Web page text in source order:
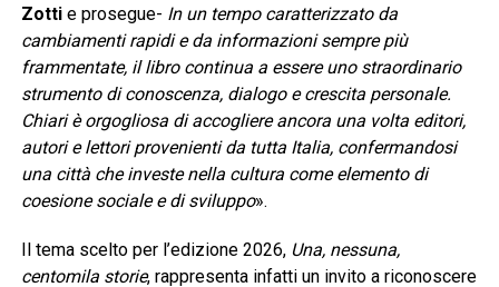
Zotti e prosegue- In un tempo caratterizzato da
cambiamenti rapidi e da informazioni sempre più
frammentate, il libro continua a essere uno straordinario
strumento di conoscenza, dialogo e crescita personale.
Chiari è orgogliosa di accogliere ancora una volta editori,
autori e lettori provenienti da tutta Italia, confermandosi
una città che investe nella cultura come elemento di
coesione sociale e di sviluppo».
Il tema scelto per l’edizione 2026, Una, nessuna,
centomila storie, rappresenta infatti un invito a riconoscere